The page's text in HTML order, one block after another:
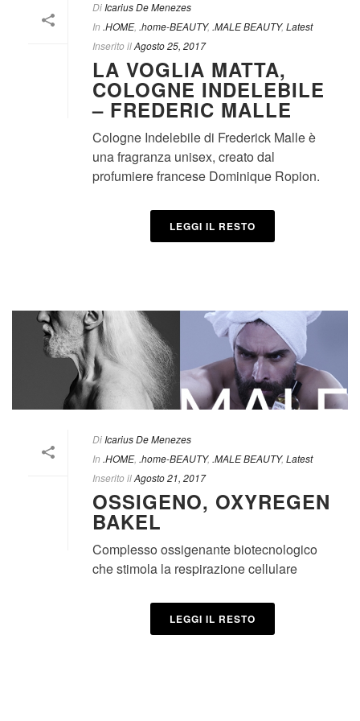
Di Icarius De Menezes
In .HOME, .home-BEAUTY, .MALE BEAUTY, Latest
Inserito ilAgosto 25, 2017
LA VOGLIA MATTA,
COLOGNE INDELEBILE
– FREDERIC MALLE
Cologne Indelebile di Frederick Malle è
una fragranza unisex, creato dal
profumiere francese Dominique Ropion.
LEGGI IL RESTO
Di Icarius De Menezes
In .HOME, .home-BEAUTY, .MALE BEAUTY, Latest
Inserito ilAgosto 21, 2017
OSSIGENO, OXYREGEN
BAKEL
Complesso ossigenante biotecnologico
che stimola la respirazione cellulare
LEGGI IL RESTO